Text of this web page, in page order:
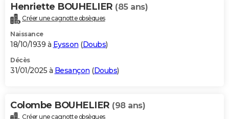
Henriette BOUHELIER (85 ans)
Créer une cagnotte obsèques
Naissance
18/10/1939 à Eysson (Doubs)
Décès
31/01/2025 à Besançon (Doubs)
Colombe BOUHELIER (98 ans)
Créer une cagnotte obsèques